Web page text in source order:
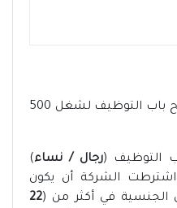
ماكدونالدز السعودية تعلن فتح باب التوظيف لشغل 500
التوظيف (رجال / نساء)
واشترطت الشركة أن يكون
الجنسية في أكثر من (22